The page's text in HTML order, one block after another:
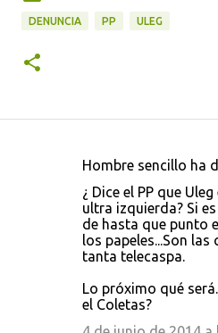
DENUNCIA PP ULEG
Hombre sencillo ha
¿ Dice el PP que
ultra izquierda? Si
de hasta que punto
los papeles...Son las
tanta telecaspa.
Lo próximo qué
el Coletas?